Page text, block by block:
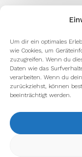
Um dir ein optimales
wie Cookies, um
zuzugreifen. Wenn du
Daten wie das
verarbeiten. Wenn du
zurückziehst, können
beeinträchtigt werden.
facebook
Wir verwenden